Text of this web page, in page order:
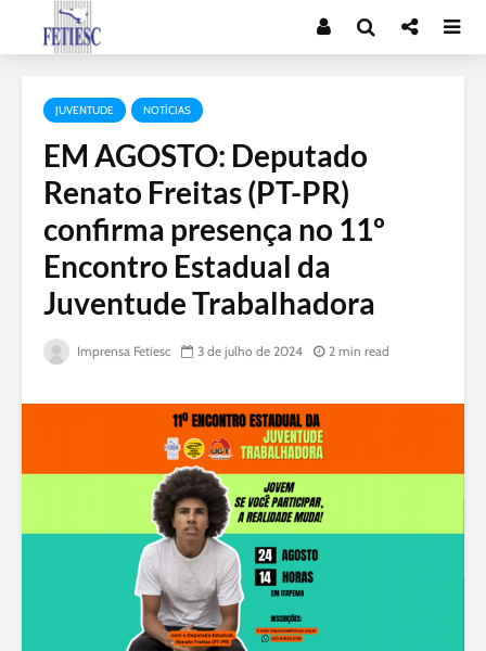
JUVENTUDE NOTÍCIAS
EM AGOSTO: Deputado
Renato Freitas (PT-PR)
confirma presença no 11º
Encontro Estadual da
Juventude Trabalhadora
Imprensa Fetiesc 3 de julho de 2024 2 min read